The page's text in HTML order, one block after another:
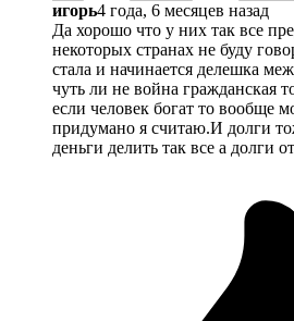
игорь4 года, 6 месяцев назад
Да хорошо что у них так все
некоторых странах не буду
стала и начинается делешка
чуть ли не война гражданская
если человек богат то вообще
придумано я считаю.И долги
деньги делить так все а долги